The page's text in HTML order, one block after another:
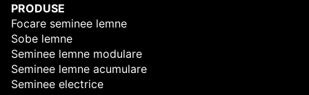
PRODUSE
Focare seminee lemne
Sobe lemne
Seminee lemne modulare
Seminee lemne acumulare
Seminee electrice